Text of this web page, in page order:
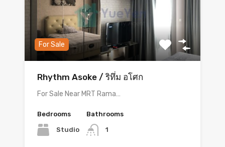
For Sale
Rhythm Asoke / ริทึ่ม อโศก
For Sale Near MRT Rama…
Bedrooms
Studio
Bathrooms
1